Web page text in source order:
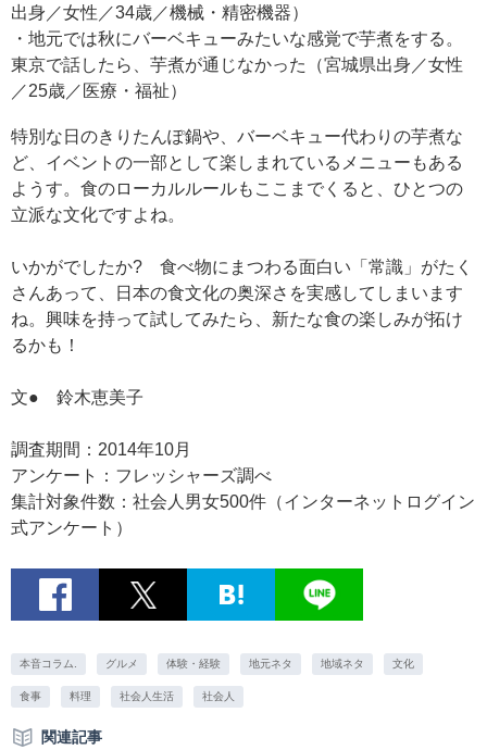
出身／女性／34歳／機械・精密機器）
・地元では秋にバーベキューみたいな感覚で芋煮をする。
東京で話したら、芋煮が通じなかった（宮城県出身／女性
／25歳／医療・福祉）
特別な日のきりたんぽ鍋や、バーベキュー代わりの芋煮な
ど、イベントの一部として楽しまれているメニューもある
ようす。食のローカルルールもここまでくると、ひとつの
立派な文化ですよね。
いかがでしたか? 食べ物にまつわる面白い「常識」がたく
さんあって、日本の食文化の奥深さを実感してしまいます
ね。興味を持って試してみたら、新たな食の楽しみが拓け
るかも！
文● 鈴木恵美子
調査期間：2014年10月
アンケート：フレッシャーズ調べ
集計対象件数：社会人男女500件（インターネットログイン
式アンケート）
本音コラム. グルメ 体験・経験 地元ネタ 地域ネタ 文化
食事 料理 社会人生活 社会人
関連記事